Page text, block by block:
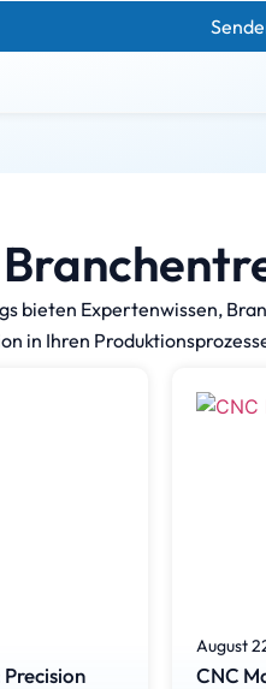
bieten Expertenwissen,
in Ihren
August
CNC